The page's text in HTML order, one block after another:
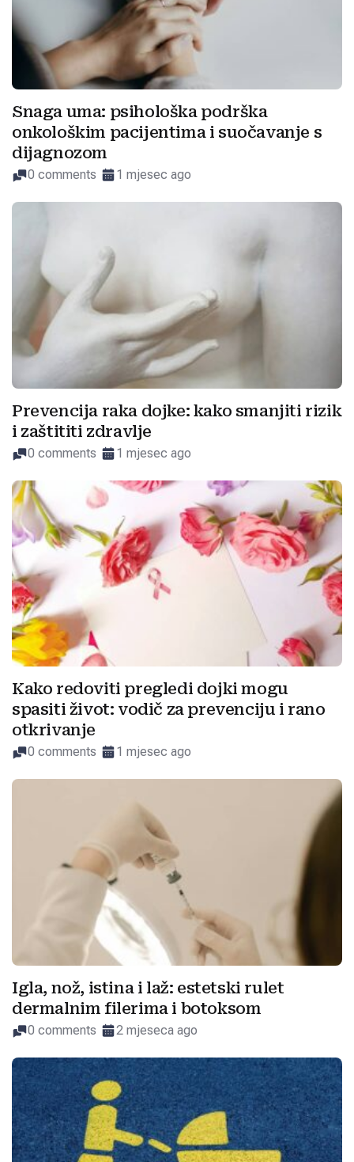
Snaga uma: psihološka podrška
onkološkim pacijentima i suočavanje s
dijagnozom
0 comments 1 mjesec ago
Prevencija raka dojke: kako smanjiti rizik
i zaštititi zdravlje
0 comments 1 mjesec ago
Kako redoviti pregledi dojki mogu
spasiti život: vodič za prevenciju i rano
otkrivanje
0 comments 1 mjesec ago
Igla, nož, istina i laž: estetski rulet
dermalnim filerima i botoksom
0 comments 2 mjeseca ago